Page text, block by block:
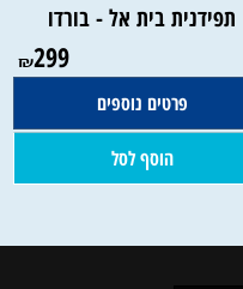
תפידנית בית אל - בורדו
₪299
פרטים נוספים
הוסף לסל